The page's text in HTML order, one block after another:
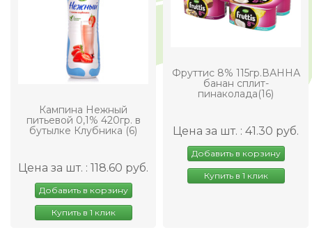
Кампина Нежный
питьевой 0,1% 420гр. в
бутылке Клубника (6)
Цена за шт. : 118.60 руб.
Добавить в корзину
Купить в 1 клик
Фруттис 8% 115гр.ВАННА
банан сплит-
пинаколада(16)
Цена за шт. : 41.30 руб.
Добавить в корзину
Купить в 1 клик